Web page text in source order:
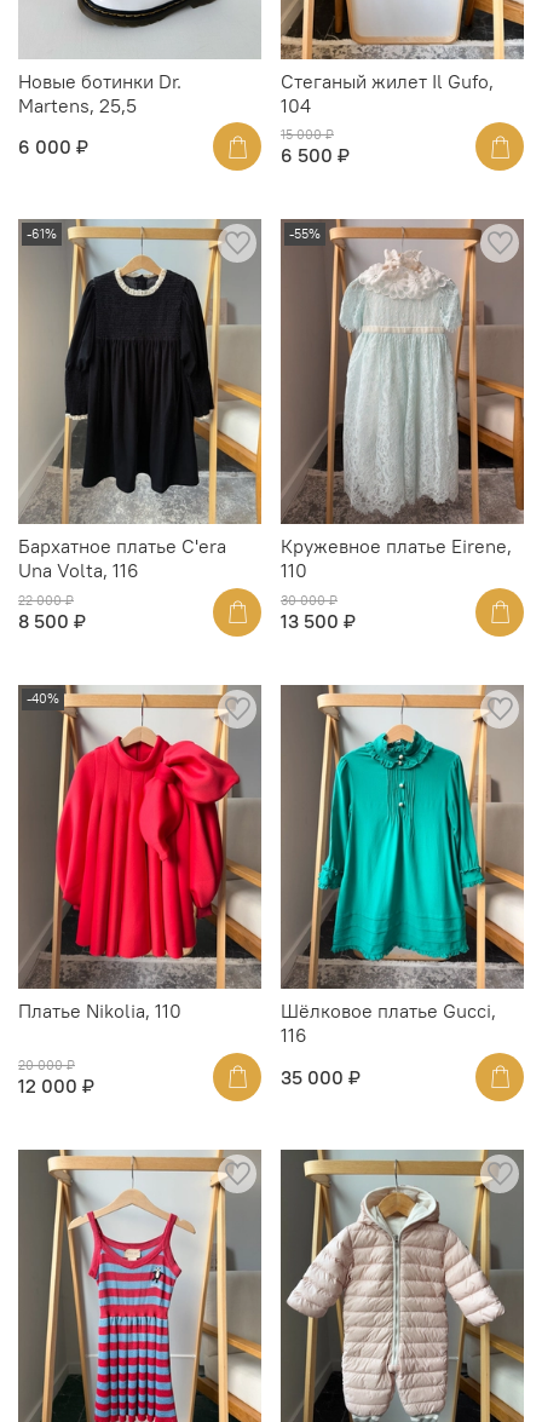
Новые ботинки Dr.
Martens, 25,5
6 000 ₽
Стеганый жилет Il Gufo,
104
15 000 ₽
6 500 ₽
-61%
Бархатное платье C'era
Una Volta, 116
22 000 ₽
8 500 ₽
-55%
Кружевное платье Eirene,
110
30 000 ₽
13 500 ₽
-40%
Платье Nikolia, 110
20 000 ₽
12 000 ₽
Шёлковое платье Gucci,
116
35 000 ₽